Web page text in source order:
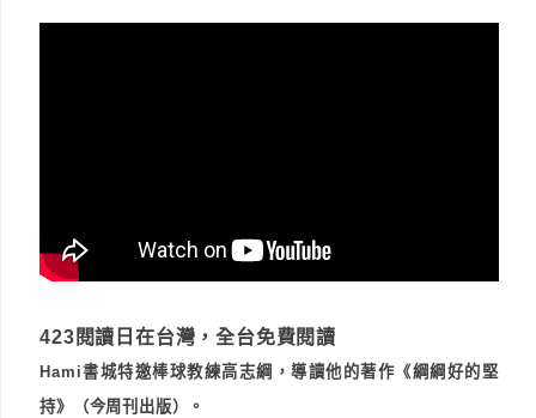
423閱讀日在台灣，全台免費閱讀
Hami書城特邀棒球教練高志綱，導讀他的著作《綱綱好的堅
持》（今周刊出版）。